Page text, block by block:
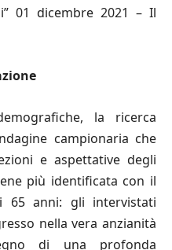
01 dicembre 2021 – Il
la ricerca
campionaria che
e aspettative degli
più identificata con il
65 anni: gli intervistati
nella vera anzianità
di una profonda